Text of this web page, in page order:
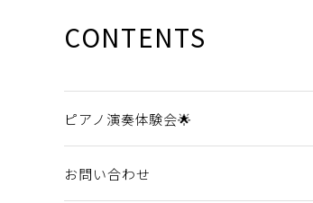
CONTENTS
ピアノ演奏体験会🌟
お問い合わせ